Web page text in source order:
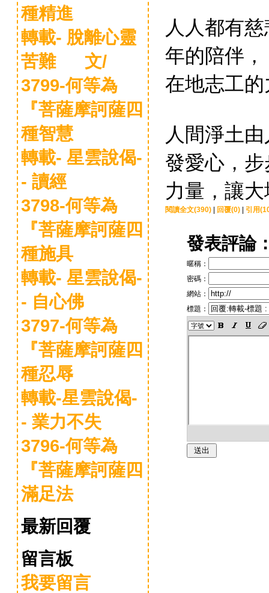
種精進
轉載- 脫離心靈
苦難 文/
3799-何等為
『菩薩摩訶薩四
種智慧
轉載- 星雲說偈-
- 讀經
3798-何等為
『菩薩摩訶薩四
種施具
轉載- 星雲說偈-
- 自心佛
3797-何等為
『菩薩摩訶薩四
種忍辱
轉載-星雲說偈-
- 業力不失
3796-何等為
『菩薩摩訶薩四
滿足法
最新回覆
留言板
我要留言
人人都有
年的陪伴
在地志工
人間淨土
發愛心，
力量，讓
閱讀全文(390) 回覆(0) 引用
發表評論
暱稱：
密碼：
網站：
標題：